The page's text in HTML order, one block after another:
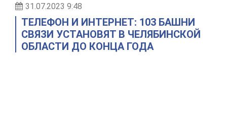
31.07.2023 9:48
ТЕЛЕФОН И ИНТЕРНЕТ: 103 БАШНИ
СВЯЗИ УСТАНОВЯТ В ЧЕЛЯБИНСКОЙ
ОБЛАСТИ ДО КОНЦА ГОДА